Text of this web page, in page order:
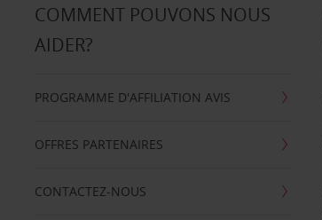
COMMENT POUVONS NOUS
AIDER?
PROGRAMME D'AFFILIATION AVIS
OFFRES PARTENAIRES
CONTACTEZ-NOUS